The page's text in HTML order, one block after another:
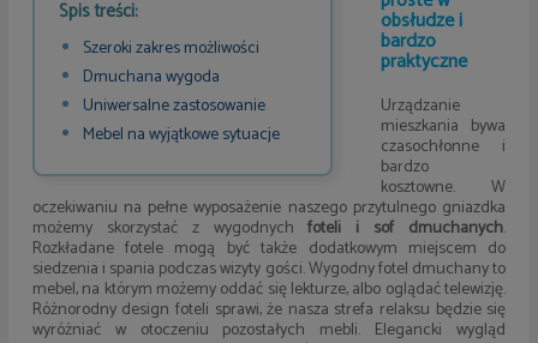
Spis treści:
Szeroki zakres możliwości
Dmuchana wygoda
Uniwersalne zastosowanie
Mebel na wyjątkowe sytuacje
obsłudze i
bardzo
praktyczne
Urządzanie
mieszkania bywa
czasochłonne i
bardzo
kosztowne. W
oczekiwaniu na pełne wyposażenie naszego przytulnego gniazdka
możemy skorzystać z wygodnychfoteli i sof dmuchanych.
Rozkładane fotele mogą być także dodatkowym miejscem do
siedzenia i spania podczas wizyty gości. Wygodny fotel dmuchany to
mebel, na którym możemy oddać się lekturze, albo oglądać telewizję.
Różnorodny design foteli sprawi, że nasza strefa relaksu będzie się
wyróżniać w otoczeniu pozostałych mebli. Elegancki wygląd